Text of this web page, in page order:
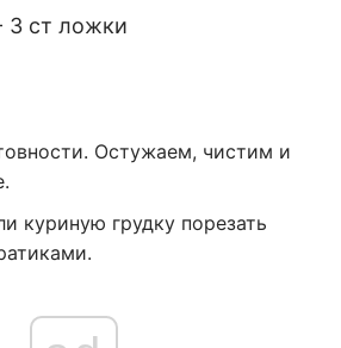
3 ст ложки
Остужаем, чистим и
куриную грудку порезать